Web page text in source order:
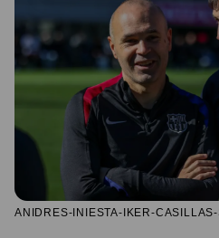
ANIDRES-INIESTA-IKER-